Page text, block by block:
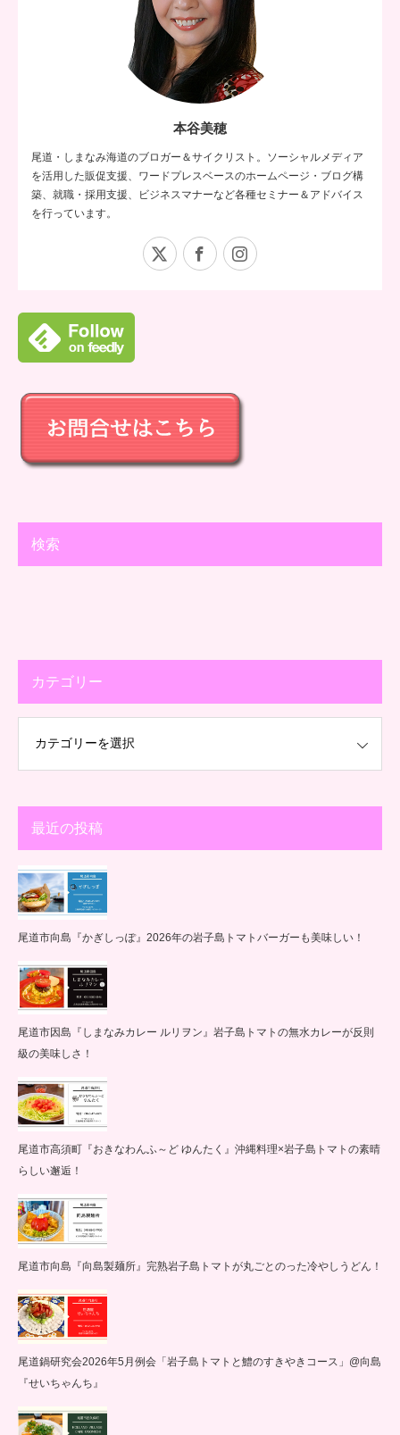
本谷美穂
尾道・しまなみ海道のブロガー＆サイクリスト。ソーシャルメディア
を活用した販促支援、ワードプレスベースのホームページ・ブログ構
築、就職・採用支援、ビジネスマナーなど各種セミナー＆アドバイス
を行っています。
Facebook
検索
カテゴリー
最近の投稿
尾道市向島『かぎしっぽ』2026年の岩子島トマトバーガーも美味しい！
尾道市因島『しまなみカレー ルリヲン』岩子島トマトの無水カレーが反則
級の美味しさ！
尾道市高須町『おきなわんふ～ど ゆんたく』沖縄料理×岩子島トマトの素晴
らしい邂逅！
尾道市向島『向島製麺所』完熟岩子島トマトが丸ごとのった冷やしうどん！
尾道鍋研究会2026年5月例会「岩子島トマトと鱧のすきやきコース」@向島
『せいちゃんち』